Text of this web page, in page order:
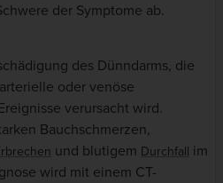
der Symptome ab.
des Dünndarms, die
oder venöse
verursacht wird.
Bauchschmerzen,
und blutigem Durchfall im
wird mit einem CT-